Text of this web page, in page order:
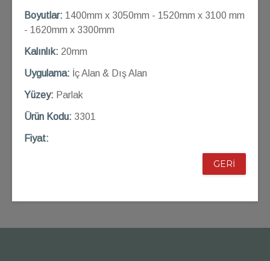
Boyutlar: 1400mm x 3050mm - 1520mm x 3100 mm
- 1620mm x 3300mm
Kalınlık: 20mm
Uygulama: İç Alan & Dış Alan
Yüzey: Parlak
Ürün Kodu: 3301
Fiyat:
GERİ